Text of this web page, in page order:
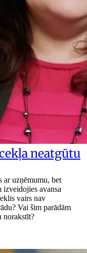
neatgūtu
ar uzņēmumu, bet
izveidojies avansa
vairs nav
Vai šim parādām
norakstīt?